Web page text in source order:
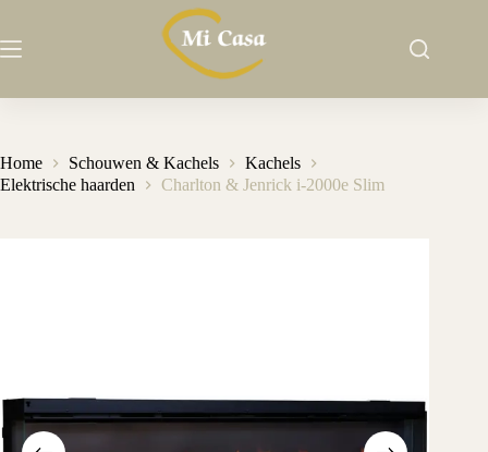
de
Home Schouwen & Kachels
Kachels
Elektrische haarden
Charlton & Jenrick i-2000e Slim